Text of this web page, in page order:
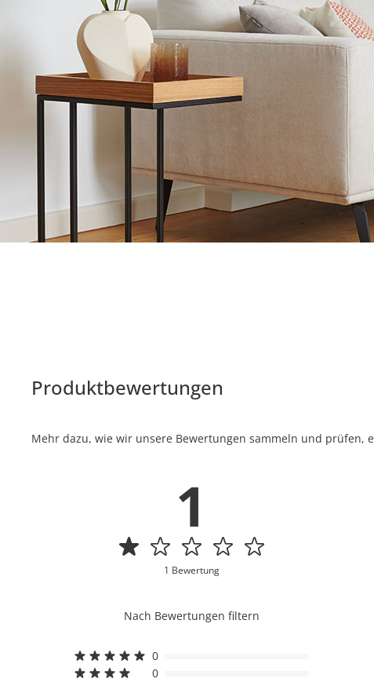
Produktbewertungen
Mehr dazu, wie wir unsere Bewertungen sammeln und prüfen,
1
1 Bewertung
Nach Bewertungen filtern
0
0